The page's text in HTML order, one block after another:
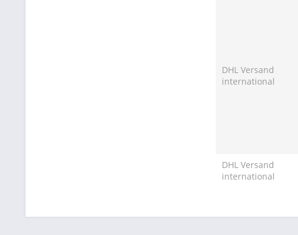
DHL Versand
international
DHL Versand
international